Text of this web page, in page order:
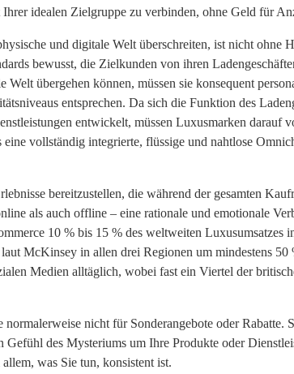
idealen Zielgruppe zu verbinden, ohne Geld für
und digitale Welt überschreiten, ist nicht ohne
bewusst, die Zielkunden von ihren
übergehen können, müssen sie konsequent
entsprechen. Da sich die Funktion des
entwickelt, müssen Luxusmarken darauf
vollständig integrierte, flüssige und nahtlose
bereitzustellen, die während der gesamten
als auch offline – eine rationale und emotionale
10 % bis 15 % des weltweiten Luxusumsatzes
McKinsey in allen drei Regionen um mindestens 50
Medien alltäglich, wobei fast ein Viertel der
nicht für Sonderangebote oder Rabatte.
des Mysteriums um Ihre Produkte oder
was Sie tun, konsistent ist.